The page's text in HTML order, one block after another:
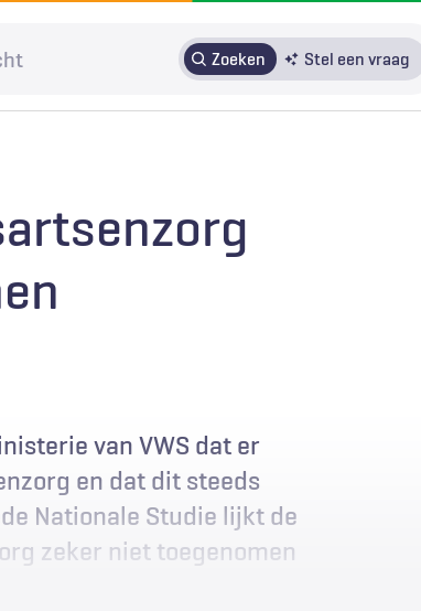
Zoeken Stel een vraag
te loggen op HAweb krijgt u toegang tot de artikelen
van VWS dat er
en dat dit steeds
Nationale Studie lijkt de
zeker niet toegenomen